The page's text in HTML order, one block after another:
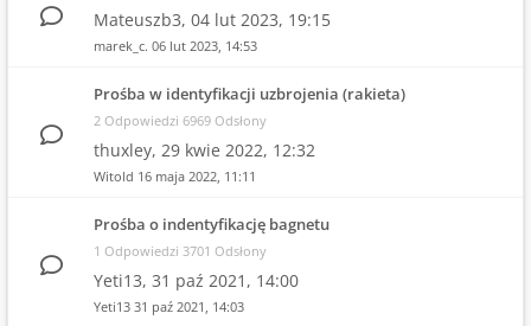
Mateuszb3, 04 lut 2023, 19:15
marek_c. 06 lut 2023, 14:53
Prośba w identyfikacji uzbrojenia (rakieta)
2 Odpowiedzi 6969 Odsłony
thuxley, 29 kwie 2022, 12:32
Witold 16 maja 2022, 11:11
Prośba o indentyfikację bagnetu
1 Odpowiedzi 3701 Odsłony
Yeti13, 31 paź 2021, 14:00
Yeti13 31 paź 2021, 14:03